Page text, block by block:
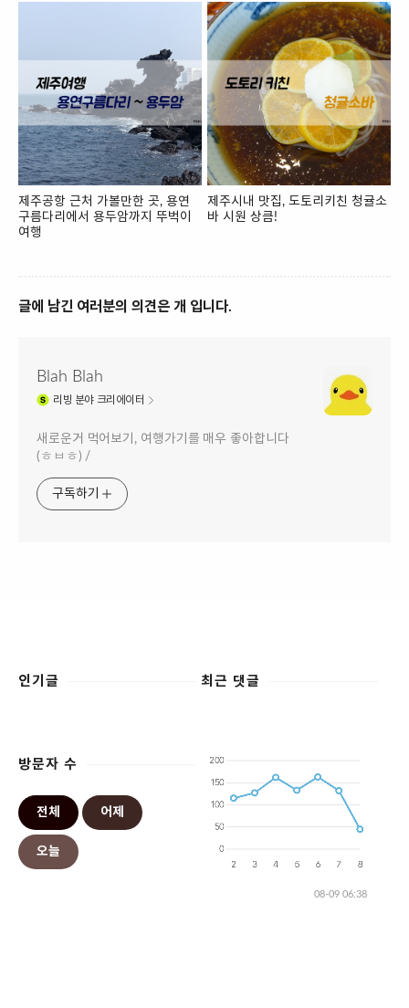
제주공항 근처 가볼만한 곳, 용연
구름다리에서 용두암까지 뚜벅이
여행
제주시내 맛집, 도토리키친 청귤소
바 시원 상큼!
글에 남긴 여러분의 의견은 개 입니다.
Blah Blah
리빙 분야 크리에이터
새로운거 먹어보기, 여행가기를 매우 좋아합니다
(ㅎㅂㅎ) /
구독하기
인기글 최근 댓글
방문자 수
전체 어제
오늘
08-09 06:38